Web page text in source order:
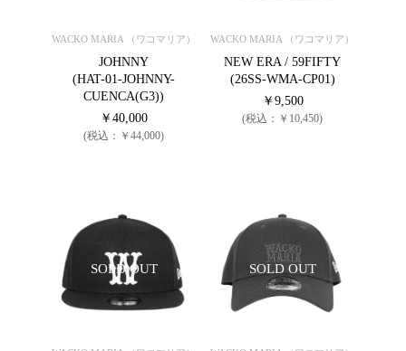
WACKO MARIA （ワコマリア）
JOHNNY
(HAT-01-JOHNNY-
CUENCA(G3))
￥40,000
(税込：￥44,000)
WACKO MARIA （ワコマリア）
NEW ERA / 59FIFTY
(26SS-WMA-CP01)
￥9,500
(税込：￥10,450)
SOLD OUT SOLD OUT